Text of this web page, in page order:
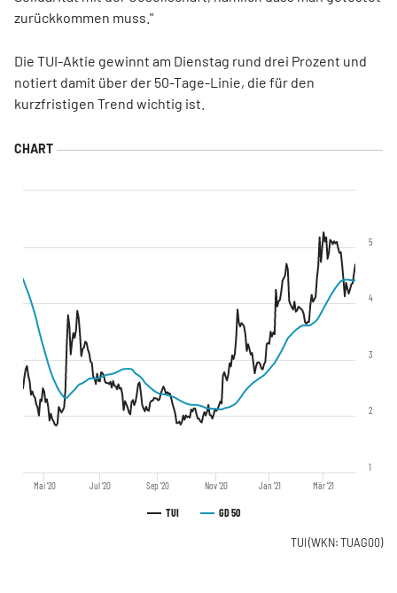
zurückkommen muss."
Die TUI-Aktie gewinnt am Dienstag rund drei Prozent und
notiert damit über der 50-Tage-Linie, die für den
kurzfristigen Trend wichtig ist.
TUI GD 50
Mai '20 Jul '20 Sep '20 Nov '20 Jan '21 Mär '21
1
2
3
4
5
TUI (WKN: TUAG00)